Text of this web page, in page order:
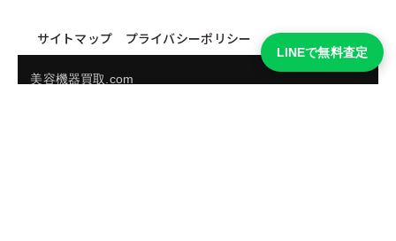
サイトマップ プライバシーポリシー
美容機器買取.com
LINEで無料査定